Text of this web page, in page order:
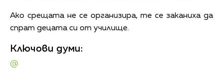
Ако срещата не се организира, те се заканиха да
спрат децата си от училище.
Ключови думи:
@